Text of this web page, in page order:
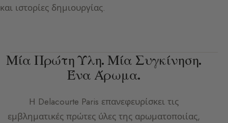
και ιστορίες δημιουργίας.
Μία Πρώτη Ύλη. Μία Συγκίνηση.
Ένα Άρωμα.
Η Delacourte Paris επανεφευρίσκει τις
εμβληματικές πρώτες ύλες της αρωματοποιίας,